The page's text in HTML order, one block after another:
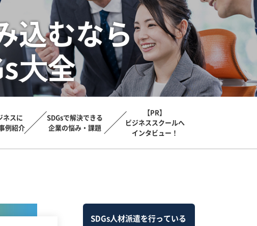
込むなら
⼤全
ネスに
例紹介
SDGsで解決できる
企業の悩み・課題
【PR】
ビジネススクールへ
インタビュー！
SDGs人材派遣を行っている